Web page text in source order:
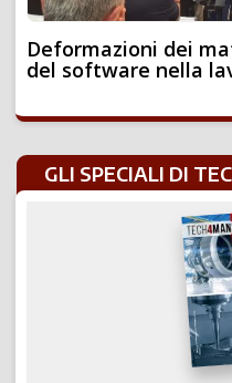
Deformazioni dei
del software nella
GLI SPECIALI DI